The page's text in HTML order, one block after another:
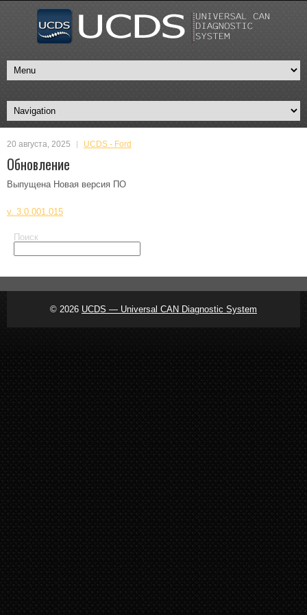
20 августа, 2025 UCDS - Ford
Обновление
Выпущена Новая версия ПО
v. 3.0.001.015
Поиск
© 2026 UCDS — Universal CAN Diagnostic System